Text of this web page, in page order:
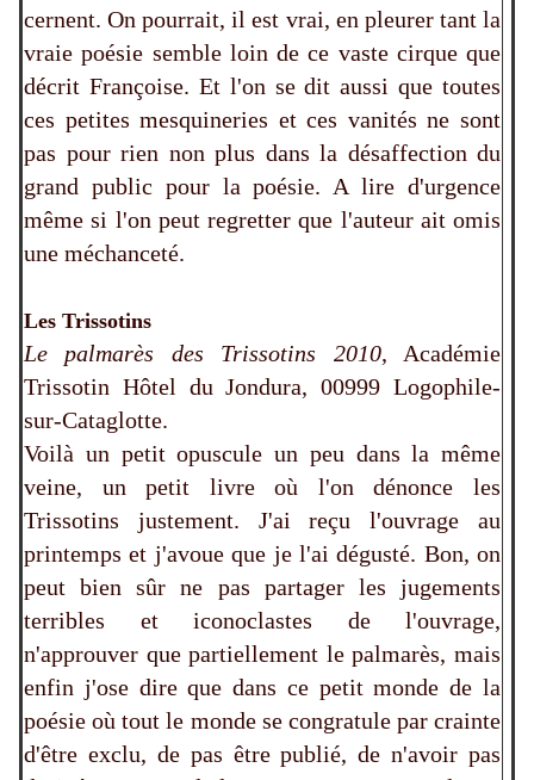
cernent. On pourrait, il est vrai, en pleurer tant la
vraie poésie semble loin de ce vaste cirque que
décrit Françoise. Et l'on se dit aussi que toutes
ces petites mesquineries et ces vanités ne sont
pas pour rien non plus dans la désaffection du
grand public pour la poésie. A lire d'urgence
même si l'on peut regretter que l'auteur ait omis
une méchanceté.
Les Trissotins
Le palmarès des Trissotins 2010, Académie
Trissotin Hôtel du Jondura, 00999 Logophile-
sur-Cataglotte.
Voilà un petit opuscule un peu dans la même
veine, un petit livre où l'on dénonce les
Trissotins justement. J'ai reçu l'ouvrage au
printemps et j'avoue que je l'ai dégusté. Bon, on
peut bien sûr ne pas partager les jugements
terribles et iconoclastes de l'ouvrage,
n'approuver que partiellement le palmarès, mais
enfin j'ose dire que dans ce petit monde de la
poésie où tout le monde se congratule par crainte
d'être exclu, de pas être publié, de n'avoir pas